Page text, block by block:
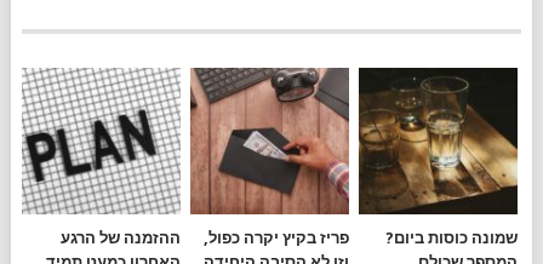
ההזמנה של הרגע
פריז בקיץ יקרה כפול,
שמונה כוסות ביום?